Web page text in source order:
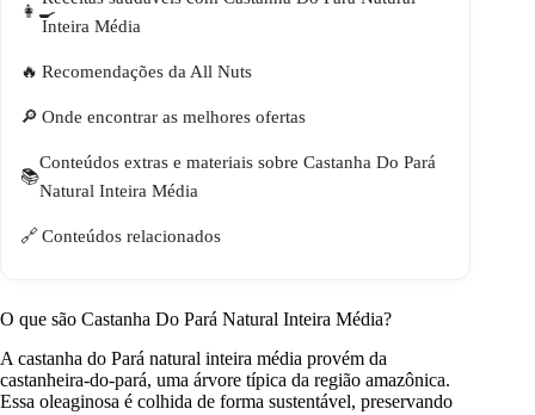
Inteira Média
Recomendações da All Nuts
Onde encontrar as melhores ofertas
Conteúdos extras e materiais sobre Castanha Do Pará
Natural Inteira Média
Conteúdos relacionados
O que são Castanha Do Pará Natural Inteira Média?
A castanha do Pará natural inteira média provém da
castanheira-do-pará, uma árvore típica da região amazônica.
Essa oleaginosa é colhida de forma sustentável, preservando